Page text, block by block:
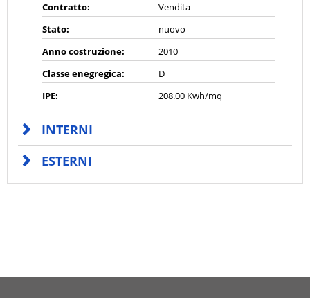
Contratto:
Vendita
Stato:
nuovo
Anno costruzione:
2010
Classe enegregica:
D
IPE:
208.00 Kwh/mq
INTERNI
ESTERNI